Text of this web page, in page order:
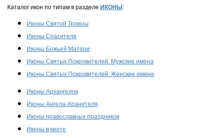
Каталог икон по типам в разделе ИКОНЫ :
Иконы Святой Троицы
Иконы Спасителя
Иконы Божьей Матери
Иконы Святых Покровителей. Мужские имена
Иконы Святых Покровителей. Женские имена
Иконы Архангелов
Иконы Ангела-Хранителя
Иконы православных праздников
Иконы в киоте